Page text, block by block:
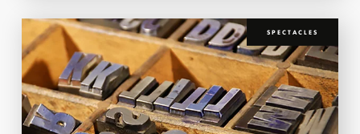
SPECTACLES